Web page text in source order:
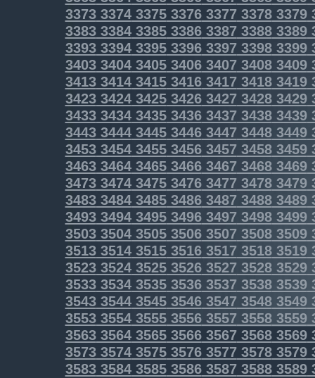
3373337433753376337733783379
3383338433853386338733883389
3393339433953396339733983399
3403340434053406340734083409
3413341434153416341734183419
3423342434253426342734283429
3433343434353436343734383439
34433444344534463447 34483449
34533454345534563457 34583459
3463346434653466346734683469
34733474347534763477 34783479
34833484348534863487 34883489
34933494349534963497 34983499
35033504350535063507 35083509
35133514351535163517 35183519
35233524352535263527 35283529
35333534353535363537 35383539
35433544354535463547 35483549
35533554355535563557 35583559
3563356435653566356735683569
3573357435753576357735783579
3583358435853586358735883589